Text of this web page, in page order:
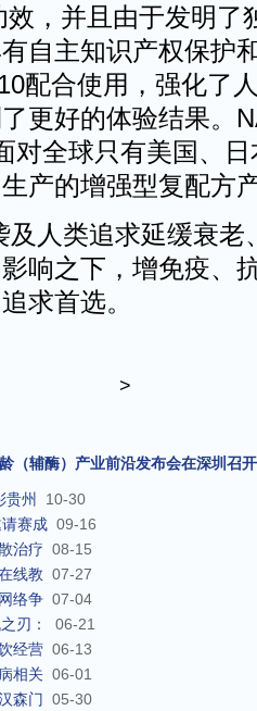
效，并且由于发明了
自主知识产权保护
配合使用，强化了
更好的体验结果。
对全球只有美国、
产的增强型复配方
及人类追求延缓衰老
响之下，增免疫、
求首选。
>
（辅酶）产业前沿发布会在深圳召开
贵州
10-30
赛成 09-16
治疗 08-15
线教 07-27
络争 07-04
刃：
06-21
经营 06-13
相关 06-01
森门 05-30